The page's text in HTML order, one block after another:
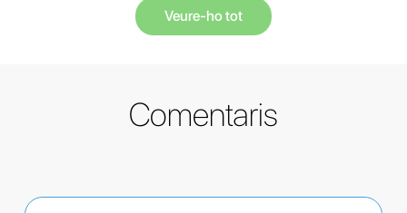
Veure-ho tot
Comentaris